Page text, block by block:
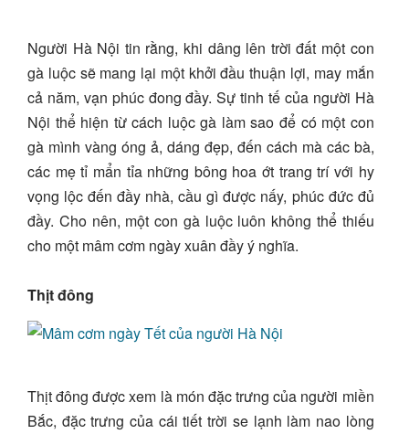
Người Hà Nội tin rằng, khi dâng lên trời đất một con
gà luộc sẽ mang lại một khởi đầu thuận lợi, may mắn
cả năm, vạn phúc đong đầy. Sự tinh tế của người Hà
Nội thể hiện từ cách luộc gà làm sao để có một con
gà mình vàng óng ả, dáng đẹp, đến cách mà các bà,
các mẹ tỉ mẩn tỉa những bông hoa ớt trang trí với hy
vọng lộc đến đầy nhà, cầu gì được nấy, phúc đức đủ
đầy. Cho nên, một con gà luộc luôn không thể thiếu
cho một mâm cơm ngày xuân đầy ý nghĩa.
Thịt đông
Thịt đông được xem là món đặc trưng của người miền
Bắc, đặc trưng của cái tiết trời se lạnh làm nao lòng